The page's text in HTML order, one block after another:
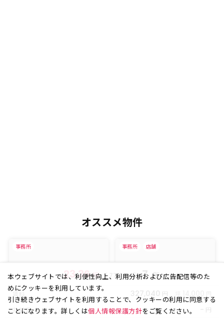
23.36 坪 (77.24㎡) 7 階
賃料 327,040 円
共益費 - 円
オススメ物件
事務所 事務所 店舗
本ウェブサイトでは、利便性向上、利用分析および広告配信等のた
めにクッキーを利用しています。
引き続きウェブサイトを利用することで、クッキーの利用に同意する
ことになります。詳しくは個人情報保護方針をご覧ください。